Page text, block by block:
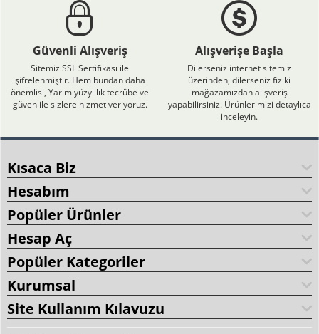
Güvenli Alışveriş
Sitemiz SSL Sertifikası ile
şifrelenmiştir. Hem bundan daha
önemlisi, Yarım yüzyıllık tecrübe ve
güven ile sizlere hizmet veriyoruz.
Alışverişe Başla
Dilerseniz internet sitemiz
üzerinden, dilerseniz fiziki
mağazamızdan alışveriş
yapabilirsiniz. Ürünlerimizi detaylıca
inceleyin.
Kısaca Biz
Hesabım
Popüler Ürünler
Hesap Aç
Popüler Kategoriler
Kurumsal
Site Kullanım Kılavuzu